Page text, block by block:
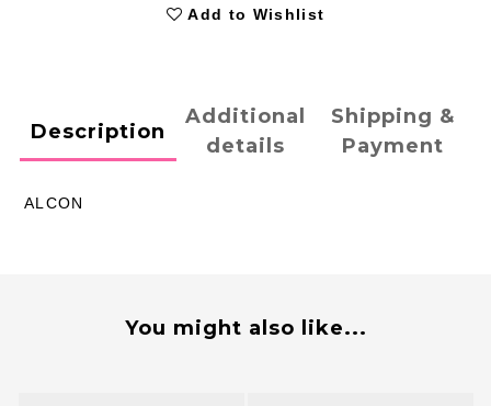
Add to Wishlist
Description
Additional
details
Shipping &
Payment
ALCON
You might also like...